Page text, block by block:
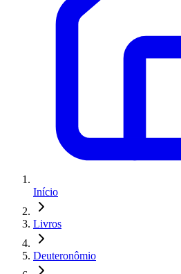
Início
Livros
Deuteronômio